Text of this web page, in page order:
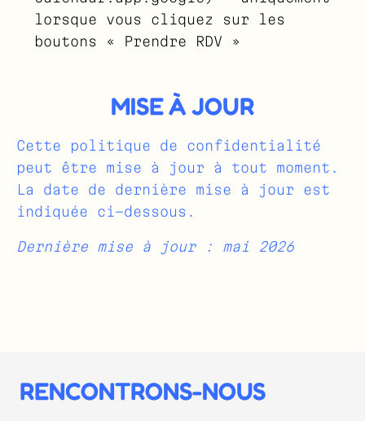
lorsque vous cliquez sur les
boutons « Prendre RDV »
MISE À JOUR
Cette politique de confidentialité
peut être mise à jour à tout moment.
La date de dernière mise à jour est
indiquée ci-dessous.
Dernière mise à jour : mai 2026
RENCONTRONS-NOUS